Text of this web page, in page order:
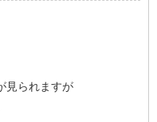
見られますが